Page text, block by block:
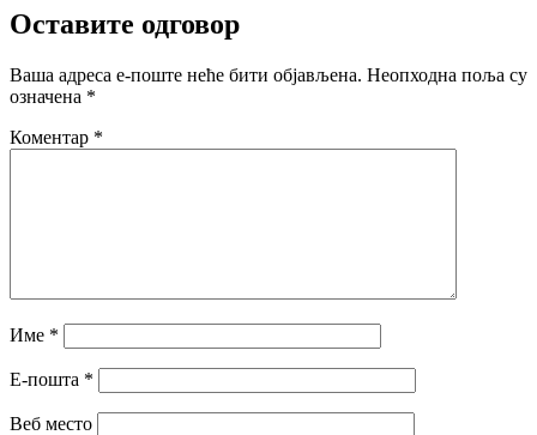
Оставите одговор
Ваша адреса е-поште неће бити објављена. Неопходна поља су
означена *
Коментар *
Име *
Е-пошта *
Веб место